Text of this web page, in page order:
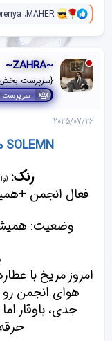
و
ک
ن
ه
[
ی
س
د
MAHER،
~ZAHRA~
{سرپرست
سرپرست
2025/07/26
SOLEMN ملقب به ارباب جدیت
رنک:
فعال انجمن
وضعیت:
امروز مریخ با
هوای انجمن
جدی، باوقار